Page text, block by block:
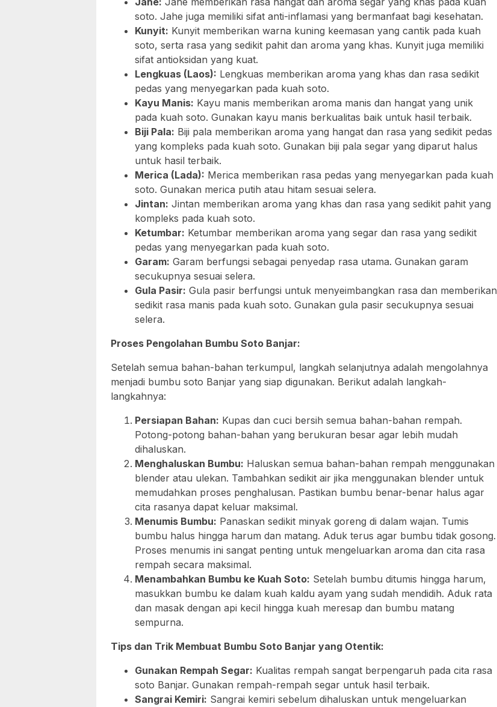
soto. Jahe juga memiliki sifat anti-inflamasi yang bermanfaat bagi kesehatan.
Kunyit: Kunyit memberikan warna kuning keemasan yang cantik pada kuah
soto, serta rasa yang sedikit pahit dan aroma yang khas. Kunyit juga memiliki
sifat antioksidan yang kuat.
Lengkuas (Laos): Lengkuas memberikan aroma yang khas dan rasa sedikit
pedas yang menyegarkan pada kuah soto.
Kayu Manis: Kayu manis memberikan aroma manis dan hangat yang unik
pada kuah soto. Gunakan kayu manis berkualitas baik untuk hasil terbaik.
Biji Pala: Biji pala memberikan aroma yang hangat dan rasa yang sedikit pedas
yang kompleks pada kuah soto. Gunakan biji pala segar yang diparut halus
untuk hasil terbaik.
Merica (Lada): Merica memberikan rasa pedas yang menyegarkan pada kuah
soto. Gunakan merica putih atau hitam sesuai selera.
Jintan: Jintan memberikan aroma yang khas dan rasa yang sedikit pahit yang
kompleks pada kuah soto.
Ketumbar: Ketumbar memberikan aroma yang segar dan rasa yang sedikit
pedas yang menyegarkan pada kuah soto.
Garam: Garam berfungsi sebagai penyedap rasa utama. Gunakan garam
secukupnya sesuai selera.
Gula Pasir: Gula pasir berfungsi untuk menyeimbangkan rasa dan memberikan
sedikit rasa manis pada kuah soto. Gunakan gula pasir secukupnya sesuai
selera.
Proses Pengolahan Bumbu Soto Banjar:
Setelah semua bahan-bahan terkumpul, langkah selanjutnya adalah mengolahnya
menjadi bumbu soto Banjar yang siap digunakan. Berikut adalah langkah-
langkahnya:
Persiapan Bahan: Kupas dan cuci bersih semua bahan-bahan rempah.
Potong-potong bahan-bahan yang berukuran besar agar lebih mudah
dihaluskan.
Menghaluskan Bumbu: Haluskan semua bahan-bahan rempah menggunakan
blender atau ulekan. Tambahkan sedikit air jika menggunakan blender untuk
memudahkan proses penghalusan. Pastikan bumbu benar-benar halus agar
cita rasanya dapat keluar maksimal.
Menumis Bumbu: Panaskan sedikit minyak goreng di dalam wajan. Tumis
bumbu halus hingga harum dan matang. Aduk terus agar bumbu tidak gosong.
Proses menumis ini sangat penting untuk mengeluarkan aroma dan cita rasa
rempah secara maksimal.
Menambahkan Bumbu ke Kuah Soto: Setelah bumbu ditumis hingga harum,
masukkan bumbu ke dalam kuah kaldu ayam yang sudah mendidih. Aduk rata
dan masak dengan api kecil hingga kuah meresap dan bumbu matang
sempurna.
Tips dan Trik Membuat Bumbu Soto Banjar yang Otentik:
Gunakan Rempah Segar: Kualitas rempah sangat berpengaruh pada cita rasa
soto Banjar. Gunakan rempah-rempah segar untuk hasil terbaik.
Sangrai Kemiri: Sangrai kemiri sebelum dihaluskan untuk mengeluarkan